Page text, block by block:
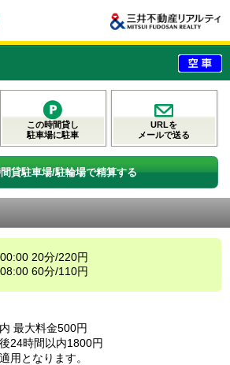
この時間貸し
駐車場に駐車
URLを
メールで送る
貸駐車場/駐輪場で精算する
20分/220円
60分/110円
最大料金500円
24時間以内1800円
用となります。